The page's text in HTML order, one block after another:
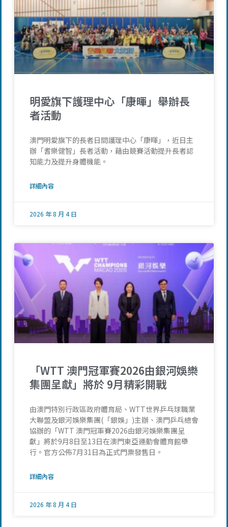
明愛旗下護理中心「康暉」舉辦長
者活動
澳門明愛旗下的長者日間護理中心「康暉」，近日主
辦「耆樂健智」長者活動，藉由競賽活動提升長者認
知能力及提升身體機能。
詳細內容
2026 年 8 月 4 日
「WTT 澳門冠軍賽2026由銀河娛樂
集團呈獻」將於 9月精彩開戰
由澳門特別行政區政府體育局、WTT世界乒乓球職業
大聯盟及銀河娛樂集團(「銀娛」)主辦、澳門乒乓總會
協辦的「WTT 澳門冠軍賽2026由銀河娛樂集團呈
獻」將於9月8日至13日在澳門東亞運動會體育館舉
行。官方公佈7月31日為正式門票發售日。
詳細內容
2026 年 8 月 4 日